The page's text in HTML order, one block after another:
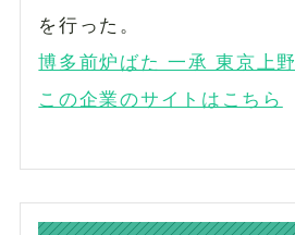
を行った。
博多前炉ばた 一承 東京上野
この企業のサイトはこちら